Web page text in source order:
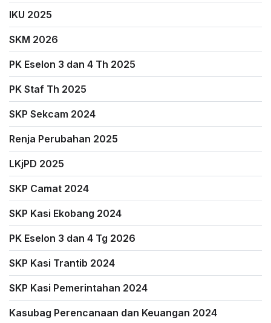
IKU 2025
SKM 2026
PK Eselon 3 dan 4 Th 2025
PK Staf Th 2025
SKP Sekcam 2024
Renja Perubahan 2025
LKjPD 2025
SKP Camat 2024
SKP Kasi Ekobang 2024
PK Eselon 3 dan 4 Tg 2026
SKP Kasi Trantib 2024
SKP Kasi Pemerintahan 2024
Kasubag Perencanaan dan Keuangan 2024